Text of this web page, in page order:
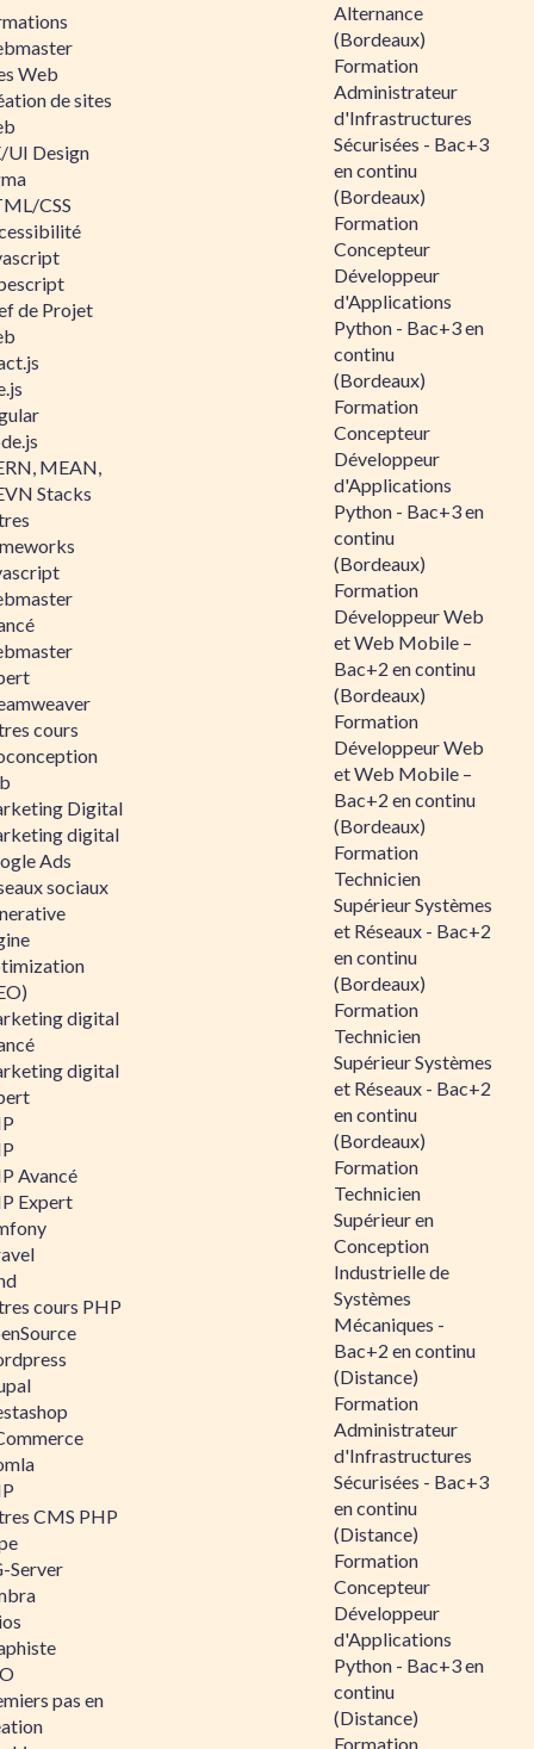
Web
de sites
UI Design
CSS
de Projet
MEAN,
Stacks
cours
Digital
digital
Ads
sociaux
digital
digital
Avancé
Expert
cours PHP
CMS PHP
Server
pas en
Alternance
(Bordeaux)
Formation
Administrateur
d'Infrastructures
Sécurisées - Bac+3
en continu
(Bordeaux)
Formation
Concepteur
Développeur
d'Applications
Python - Bac+3 en
continu
(Bordeaux)
Formation
Concepteur
Développeur
d'Applications
Python - Bac+3 en
continu
(Bordeaux)
Formation
Développeur Web
et Web Mobile –
Bac+2 en continu
(Bordeaux)
Formation
Développeur Web
et Web Mobile –
Bac+2 en continu
(Bordeaux)
Formation
Technicien
Supérieur Systèmes
et Réseaux - Bac+2
en continu
(Bordeaux)
Formation
Technicien
Supérieur Systèmes
et Réseaux - Bac+2
en continu
(Bordeaux)
Formation
Technicien
Supérieur en
Conception
Industrielle de
Systèmes
Mécaniques -
Bac+2 en continu
(Distance)
Formation
Administrateur
d'Infrastructures
Sécurisées - Bac+3
en continu
(Distance)
Formation
Concepteur
Développeur
d'Applications
Python - Bac+3 en
continu
(Distance)
Formation